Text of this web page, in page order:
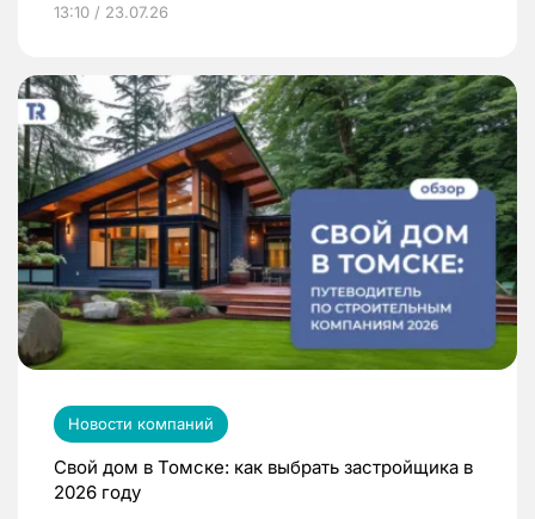
13:10 / 23.07.26
Новости компаний
Свой дом в Томске: как выбрать застройщика в
2026 году